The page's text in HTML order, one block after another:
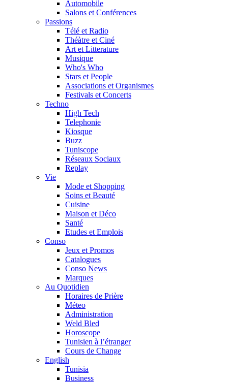
Automobile
Salons et Conférences
Passions
Télé et Radio
Théàtre et Ciné
Art et Litterature
Musique
Who's Who
Stars et People
Associations et Organismes
Festivals et Concerts
Techno
High Tech
Telephonie
Kiosque
Buzz
Tuniscope
Réseaux Sociaux
Replay
Vie
Mode et Shopping
Soins et Beauté
Cuisine
Maison et Déco
Santé
Etudes et Emplois
Conso
Jeux et Promos
Catalogues
Conso News
Marques
Au Quotidien
Horaires de Prière
Méteo
Administration
Weld Bled
Horoscope
Tunisien à l’étranger
Cours de Change
English
Tunisia
Business